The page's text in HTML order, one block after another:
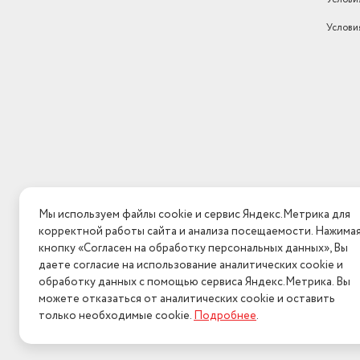
Напряжение
220 В
Управление
сенсорное
Страна-изготовитель
Китай
Мы используем файлы cookie и сервис Яндекс.Метрика для
корректной работы сайта и анализа посещаемости. Нажимая
кнопку «Согласен на обработку персональных данных», Вы
даете согласие на использование аналитических cookie и
обработку данных с помощью сервиса Яндекс.Метрика. Вы
можете отказаться от аналитических cookie и оставить
только необходимые cookie.Подробнее.